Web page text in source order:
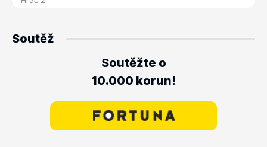
Soutěž
Soutěžte o
10.000 korun!